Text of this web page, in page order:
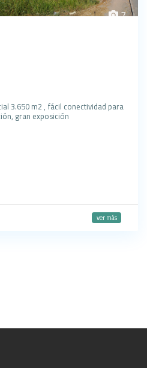
7
3.650 m2 , fácil conectividad para
gran exposición
ver más